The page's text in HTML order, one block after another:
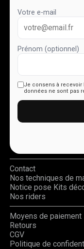
Votre e-mail
Prénom (optionnel)
Je consens à recevoir
données ne sont pas
Contact
Nos techniques de
Notice pose Kits
Nos riders
Moyens de paiement
Retours
CGV
Politique de